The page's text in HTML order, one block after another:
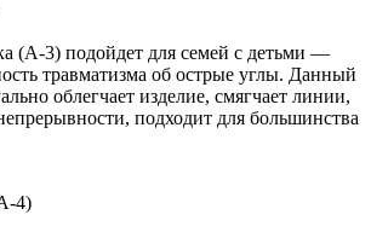
(A-3) подойдет для семей с детьми —
травматизма об острые углы. Данный
облегчает изделие, смягчает линии,
подходит для большинства
4)